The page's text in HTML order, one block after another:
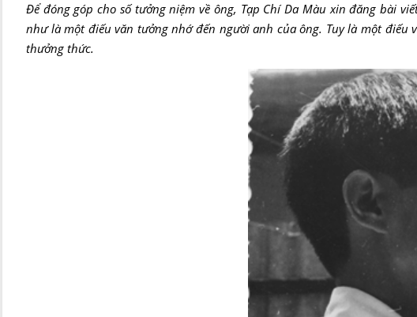
Để đóng góp cho số tưởng niệm về ông, Tạp Chí Da Màu xin đăng bài
như là một điếu văn tưởng nhớ đến người anh của ông. Tuy là một
thưởng thức.